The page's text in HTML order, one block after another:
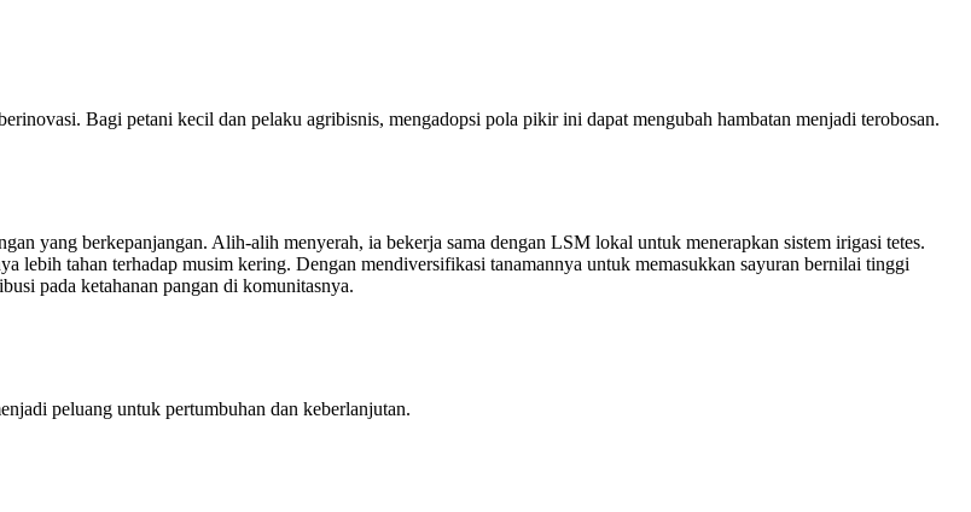
Bagi petani kecil dan pelaku agribisnis, mengadopsi pola pikir ini dapat mengubah hambatan menjadi terobosan.
yang berkepanjangan. Alih-alih menyerah, ia bekerja sama dengan LSM lokal untuk menerapkan sistem irigasi tetes.
lebih tahan terhadap musim kering. Dengan mendiversifikasi tanamannya untuk memasukkan sayuran bernilai tinggi
pada ketahanan pangan di komunitasnya.
peluang untuk pertumbuhan dan keberlanjutan.